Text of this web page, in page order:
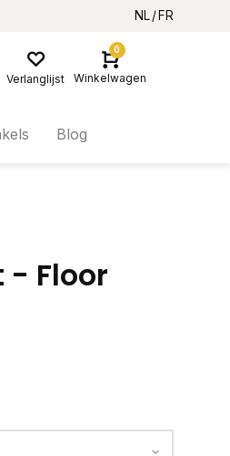
NL FR
Verlanglijst
0
Winkelwagen
Blog
- Floor